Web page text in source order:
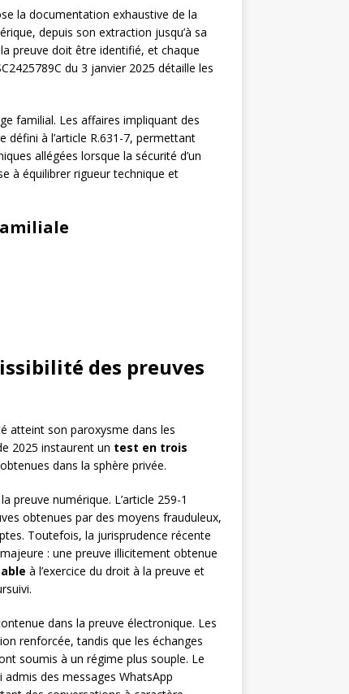
la documentation exhaustive de la
depuis son extraction jusqu’à sa
preuve doit être identifié, et chaque
du 3 janvier 2025 détaille les
familial. Les affaires impliquant des
défini à l’article R.631-7, permettant
allégées lorsque la sécurité d’un
à équilibrer rigueur technique et
des preuves
atteint son paroxysme dans les
2025 instaurent un test en trois
dans la sphère privée.
preuve numérique. L’article 259-1
obtenues par des moyens frauduleux,
Toutefois, la jurisprudence récente
: une preuve illicitement obtenue
à l’exercice du droit à la preuve et
dans la preuve électronique. Les
renforcée, tandis que les échanges
soumis à un régime plus souple. Le
des messages WhatsApp